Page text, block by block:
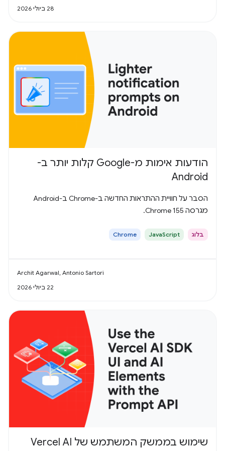
28 ביולי 2026
הודעות אימות מ-Google קלות יותר ב-
Android
הסבר על חוויית ההתראות החדשה ב-Chrome ב-Android
מגרסה Chrome 155.
בלוג JavaScript
Chrome
Archit Agarwal, Antonio Sartori
22 ביולי 2026
שימוש בממשק המשתמש של Vercel AI